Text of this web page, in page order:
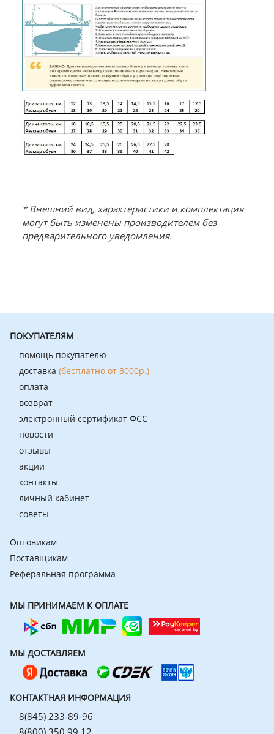
* Внешний вид, характеристики и комплектация
могут быть изменены производителем без
предварительного уведомления.
ПОКУПАТЕЛЯМ
помощь покупателю
доставка (бесплатно от 3000р.)
оплата
возврат
электронный сертификат ФСС
новости
отзывы
акции
контакты
личный кабинет
советы
Оптовикам
Поставщикам
Реферальная программа
МЫ ПРИНИМАЕМ К ОПЛАТЕ
МЫ ДОСТАВЛЯЕМ
КОНТАКТНАЯ ИНФОРМАЦИЯ
8(845) 233-89-96